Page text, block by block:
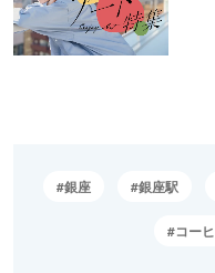
銀座 銀座駅
コー